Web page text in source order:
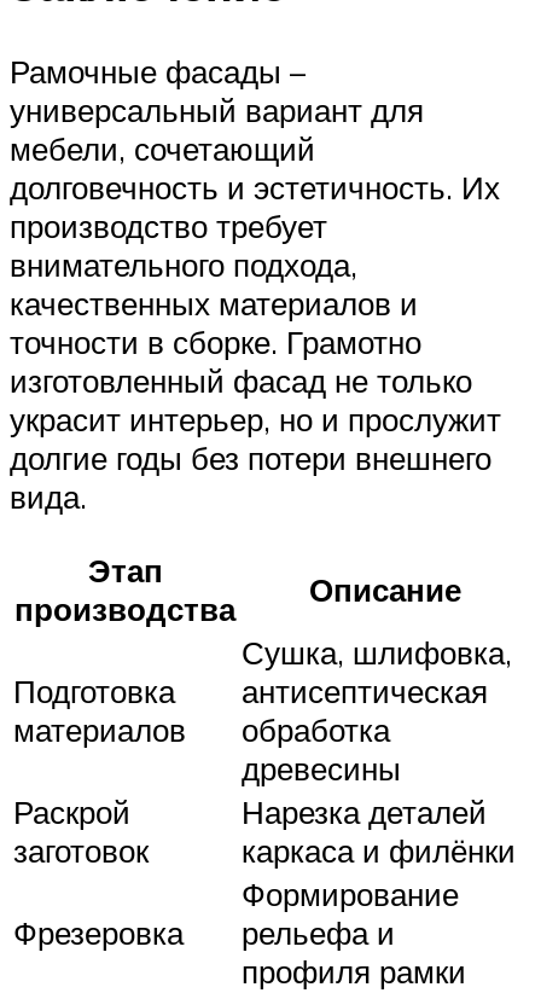
Рамочные фасады –
универсальный вариант для
мебели, сочетающий
долговечность и эстетичность. Их
производство требует
внимательного подхода,
качественных материалов и
точности в сборке. Грамотно
изготовленный фасад не только
украсит интерьер, но и прослужит
долгие годы без потери внешнего
вида.
Этап
производства
Описание
Подготовка
материалов
Сушка, шлифовка,
антисептическая
обработка
древесины
Раскрой
заготовок
Нарезка деталей
каркаса и филёнки
Фрезеровка
Формирование
рельефа и
профиля рамки